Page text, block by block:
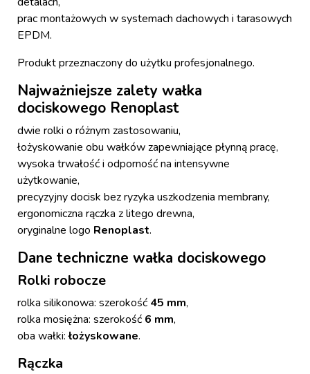
prac montażowych w systemach dachowych i tarasowych
EPDM.
Produkt przeznaczony do użytku profesjonalnego.
Najważniejsze zalety wałka
dociskowego Renoplast
dwie rolki o różnym zastosowaniu,
łożyskowanie obu wałków zapewniające płynną pracę,
wysoka trwałość i odporność na intensywne
użytkowanie,
precyzyjny docisk bez ryzyka uszkodzenia membrany,
ergonomiczna rączka z litego drewna,
oryginalne logo Renoplast.
Dane techniczne wałka dociskowego
Rolki robocze
rolka silikonowa: szerokość 45 mm,
rolka mosiężna: szerokość 6 mm,
oba wałki:łożyskowane.
Rączka